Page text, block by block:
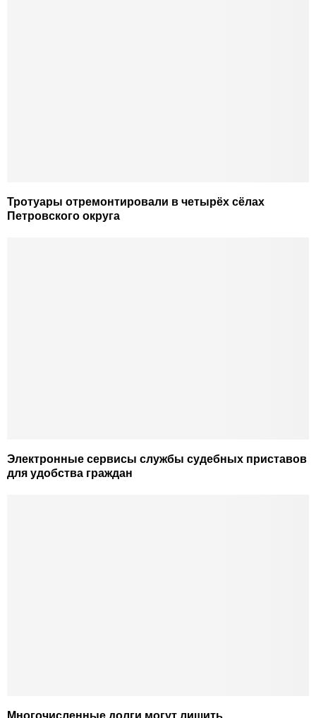
Тротуары отремонтировали в четырёх сёлах
Петровского округа
Электронные сервисы службы судебных приставов
для удобства граждан